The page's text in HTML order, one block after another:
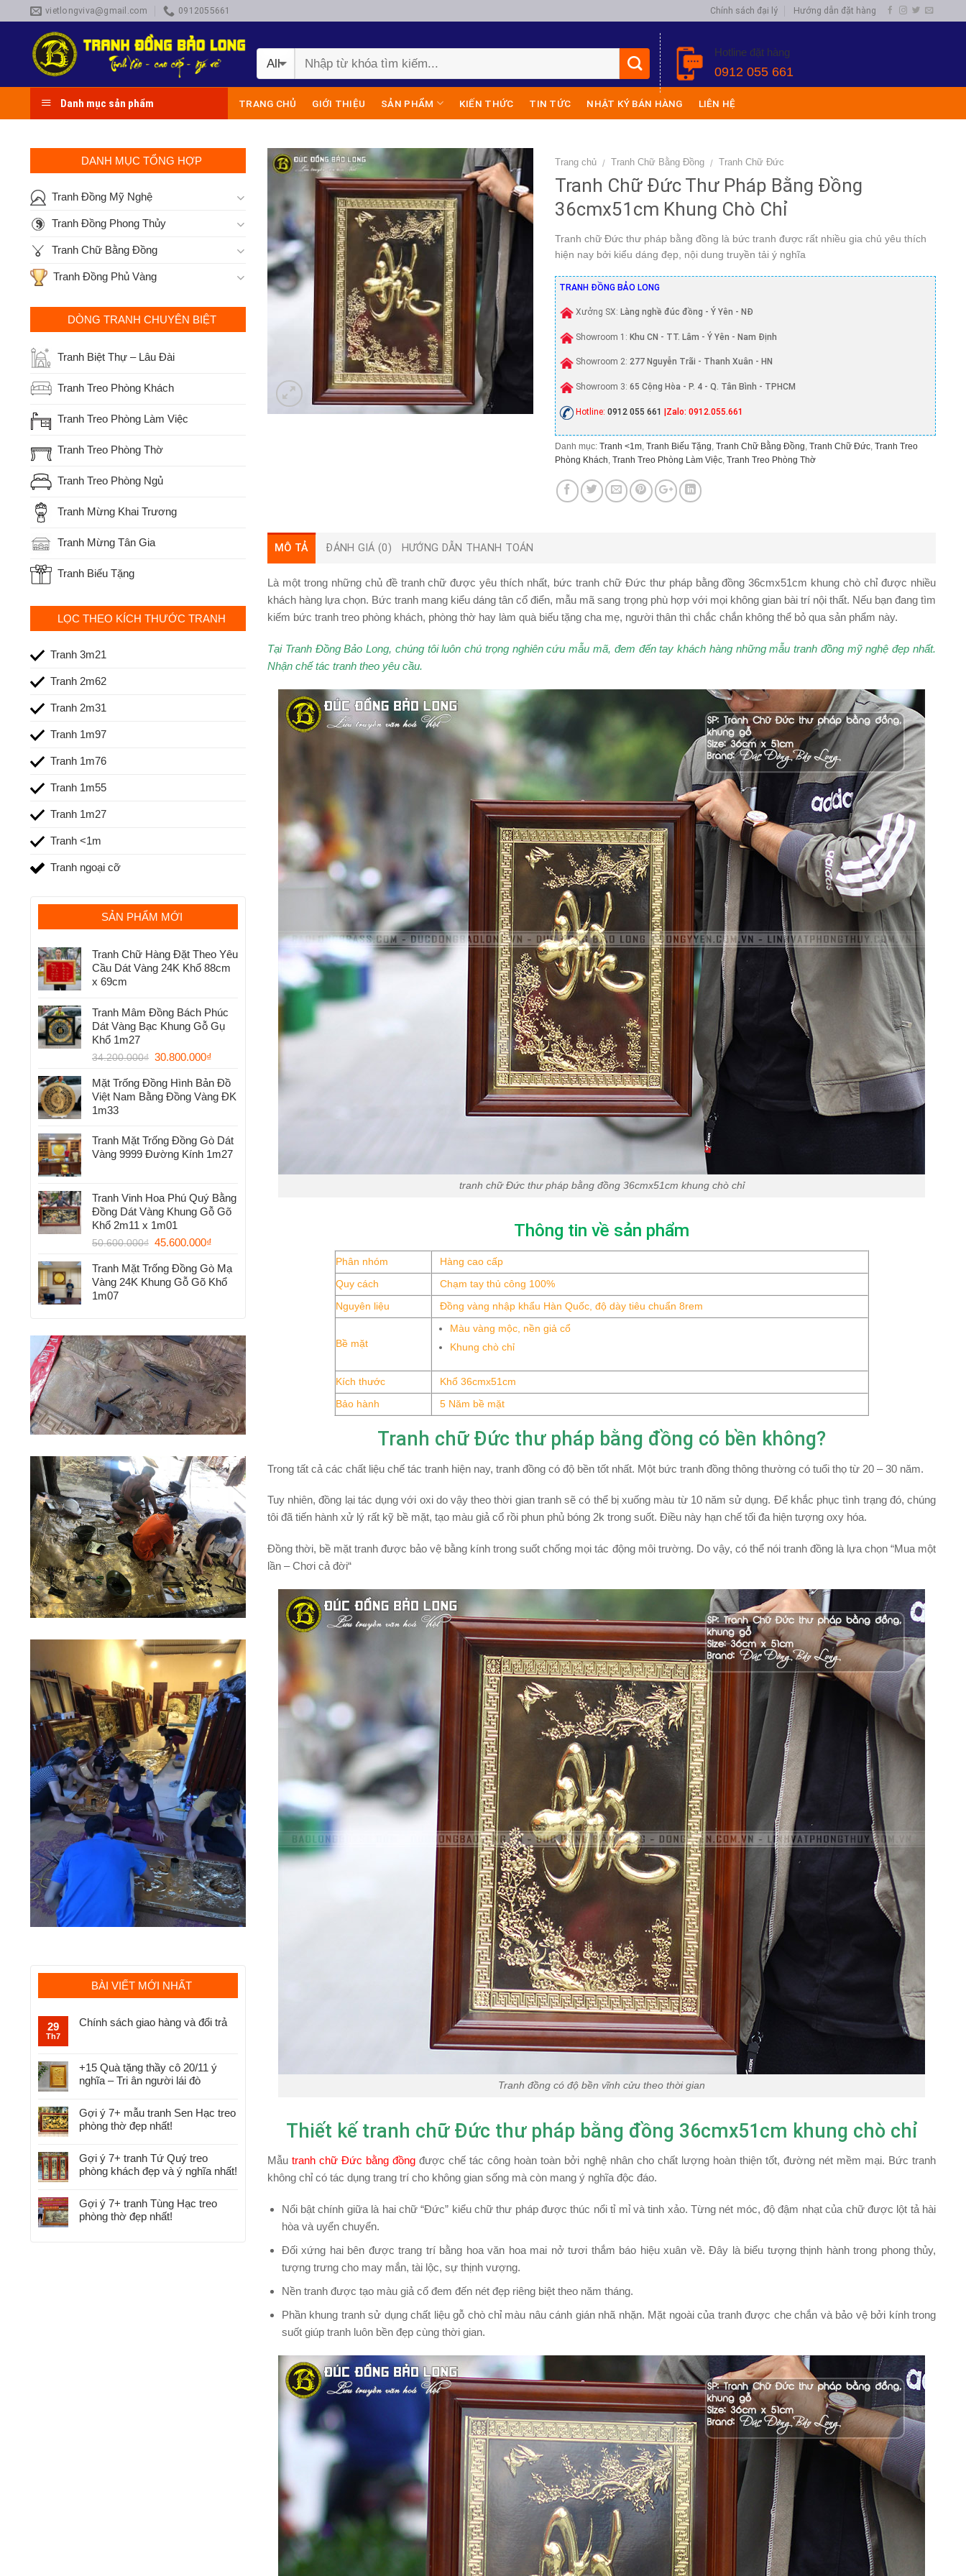
to
vietlongviva@gmail.com 0912055661 Chính sách đại lý Hướng dẫn đặt hàng
Hotline đặt hàng
0912 055 661
Danh mục sản phẩm TRANG CHỦ GIỚI THIỆU SẢN PHẨM KIẾN THỨC TIN TỨC NHẬT KÝ BÁN HÀNG LIÊN HỆ
Trang chủ / Tranh Chữ Bằng Đồng / Tranh Chữ Đức
Tranh Chữ Đức Thư Pháp Bằng Đồng
36cmx51cm Khung Chò Chỉ
Tranh chữ Đức thư pháp bằng đồng là bức tranh được rất nhiều gia chủ yêu thích
hiện nay bởi kiểu dáng đẹp, nội dung truyền tải ý nghĩa
TRANH ĐỒNG BẢO LONG
Xưởng SX: Làng nghề đúc đồng - Ý Yên - NĐ
Showroom 1: Khu CN - TT. Lâm - Ý Yên - Nam Định
Showroom 2: 277 Nguyễn Trãi - Thanh Xuân - HN
Showroom 3: 65 Cộng Hòa - P. 4 - Q. Tân Bình - TPHCM
Hotline: 0912 055 661 |Zalo: 0912.055.661
Danh mục: Tranh <1m, Tranh Biếu Tặng, Tranh Chữ Bằng Đồng, Tranh Chữ Đức, Tranh Treo
Phòng Khách, Tranh Treo Phòng Làm Việc, Tranh Treo Phòng Thờ
MÔ TẢ ĐÁNH GIÁ (0) HƯỚNG DẪN THANH TOÁN
Là một trong những chủ đề tranh chữ được yêu thích nhất, bức tranh chữ Đức thư pháp bằng đồng 36cmx51cm khung chò chỉđược nhiều
khách hàng lựa chọn. Bức tranh mang kiểu dáng tân cổ điển, mẫu mã sang trọng phù hợp với mọi không gian bài trí nội thất. Nếu bạn đang tìm
kiếm bức tranh treo phòng khách, phòng thờ hay làm quà biếu tặng cha mẹ, người thân thì chắc chắn không thể bỏ qua sản phẩm này.
Tại Tranh Đồng Bảo Long, chúng tôi luôn chú trọng nghiên cứu mẫu mã, đem đến tay khách hàng những mẫu tranh đồng mỹ nghệ đẹp nhất.
Nhận chế tác tranh theo yêu cầu.
tranh chữ Đức thư pháp bằng đồng 36cmx51cm khung chò chỉ
Thông tin về sản phẩm
Phân nhóm Hàng cao cấp
Quy cách Chạm tay thủ công 100%
Nguyên liệu Đồng vàng nhập khẩu Hàn Quốc, độ dày tiêu chuẩn 8rem
Bề mặt
Màu vàng mộc, nền giả cổ
Khung chò chỉ
Kích thước Khổ 36cmx51cm
Bảo hành 5 Năm bề mặt
Tranh chữ Đức thư pháp bằng đồng có bền không?
Trong tất cả các chất liệu chế tác tranh hiện nay, tranh đồng có độ bền tốt nhất. Một bức tranh đồng thông thường có tuổi thọ từ 20 – 30 năm.
Tuy nhiên, đồng lại tác dụng với oxi do vậy theo thời gian tranh sẽ có thể bị xuống màu từ 10 năm sử dụng. Để khắc phục tình trạng đó, chúng
tôi đã tiến hành xử lý rất kỹ bề mặt, tạo màu giả cổ rồi phun phủ bóng 2k trong suốt. Điều này hạn chế tối đa hiện tượng oxy hóa.
Đồng thời, bề mặt tranh được bảo vệ bằng kính trong suốt chống mọi tác động môi trường. Do vậy, có thể nói tranh đồng là lựa chọn “Mua một
lần – Chơi cả đời“
Tranh đồng có độ bền vĩnh cửu theo thời gian
Thiết kế tranh chữ Đức thư pháp bằng đồng 36cmx51cm khung chò chỉ
Mẫu tranh chữ Đức bằng đồng được chế tác công hoàn toàn bởi nghệ nhân cho chất lượng hoàn thiện tốt, đường nét mềm mại. Bức tranh
không chỉ có tác dụng trang trí cho không gian sống mà còn mang ý nghĩa độc đáo.
Nổi bật chính giữa là hai chữ “Đức” kiểu chữ thư pháp được thúc nổi tỉ mỉ và tinh xảo. Từng nét móc, độ đậm nhạt của chữ được lột tả hài
hòa và uyển chuyển.
Đối xứng hai bên được trang trí bằng hoa văn hoa mai nở tươi thắm báo hiệu xuân về. Đây là biểu tượng thịnh hành trong phong thủy,
tượng trưng cho may mắn, tài lộc, sự thịnh vượng.
Nền tranh được tạo màu giả cổ đem đến nét đẹp riêng biệt theo năm tháng.
Phần khung tranh sử dụng chất liệu gỗ chò chỉ màu nâu cánh gián nhã nhặn. Mặt ngoài của tranh được che chắn và bảo vệ bởi kính trong
suốt giúp tranh luôn bền đẹp cùng thời gian.
DANH MỤC TỔNG HỢP
Tranh Đồng Mỹ Nghệ
Tranh Đồng Phong Thủy
Tranh Chữ Bằng Đồng
Tranh Đồng Phủ Vàng
DÒNG TRANH CHUYÊN BIỆT
Tranh Biệt Thự – Lâu Đài
Tranh Treo Phòng Khách
Tranh Treo Phòng Làm Việc
Tranh Treo Phòng Thờ
Tranh Treo Phòng Ngủ
Tranh Mừng Khai Trương
Tranh Mừng Tân Gia
Tranh Biếu Tặng
LỌC THEO KÍCH THƯỚC TRANH
Tranh 3m21
Tranh 2m62
Tranh 2m31
Tranh 1m97
Tranh 1m76
Tranh 1m55
Tranh 1m27
Tranh <1m
Tranh ngoại cỡ
SẢN PHẨM MỚI
Tranh Chữ Hàng Đặt Theo Yêu
Cầu Dát Vàng 24K Khổ 88cm
x 69cm
Tranh Mâm Đồng Bách Phúc
Dát Vàng Bạc Khung Gỗ Gụ
Khổ 1m27
34.200.000₫ 30.800.000₫
Mặt Trống Đồng Hình Bản Đồ
Việt Nam Bằng Đồng Vàng ĐK
1m33
Tranh Mặt Trống Đồng Gò Dát
Vàng 9999 Đường Kính 1m27
Tranh Vinh Hoa Phú Quý Bằng
Đồng Dát Vàng Khung Gỗ Gõ
Khổ 2m11 x 1m01
50.600.000₫ 45.600.000₫
Tranh Mặt Trống Đồng Gò Mạ
Vàng 24K Khung Gỗ Gõ Khổ
1m07
BÀI VIẾT MỚI NHẤT
29
Th7
Chính sách giao hàng và đổi trả
+15 Quà tặng thầy cô 20/11 ý
nghĩa – Tri ân người lái đò
Gợi ý 7+ mẫu tranh Sen Hạc treo
phòng thờ đẹp nhất!
Gợi ý 7+ tranh Tứ Quý treo
phòng khách đẹp và ý nghĩa nhất!
Gợi ý 7+ tranh Tùng Hạc treo
phòng thờ đẹp nhất!